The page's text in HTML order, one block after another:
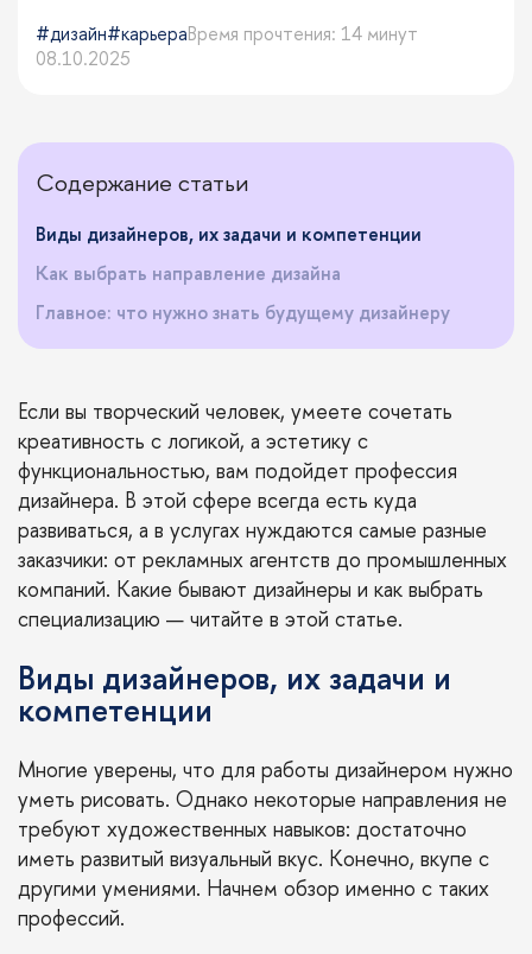
дизайн карьераВремя прочтения: 14 минут
08.10.2025
Содержание статьи
Виды дизайнеров, их задачи и компетенции
Как выбрать направление дизайна
Главное: что нужно знать будущему дизайнеру
Если вы творческий человек, умеете сочетать
креативность с логикой, а эстетику с
функциональностью, вам подойдет профессия
дизайнера. В этой сфере всегда есть куда
развиваться, а в услугах нуждаются самые разные
заказчики: от рекламных агентств до промышленных
компаний. Какие бывают дизайнеры и как выбрать
специализацию — читайте в этой статье.
Виды дизайнеров, их задачи и
компетенции
Многие уверены, что для работы дизайнером нужно
уметь рисовать. Однако некоторые направления не
требуют художественных навыков: достаточно
иметь развитый визуальный вкус. Конечно, вкупе с
другими умениями. Начнем обзор именно с таких
профессий.